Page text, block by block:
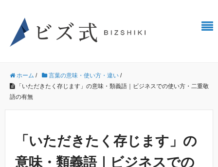
ホーム / 言葉の意味・使い方・違い /
「いただきたく存じます」の意味・類義語｜ビジネスでの使い方・二重敬
語の有無
「いただきたく存じます」の
意味・類義語｜ビジネスでの